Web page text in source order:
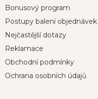
Bonusový program
Postupy balení objednávek
Nejčastější dotazy
Reklamace
Obchodní podmínky
Ochrana osobních údajů